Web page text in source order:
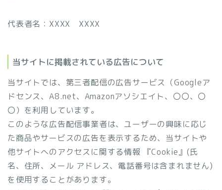
代表者名：XXXX XXXX
当サイトに掲載されている広告について
当サイトでは、第三者配信の広告サービス（Googleア
ドセンス、A8.net、Amazonアソシエイト、〇〇、〇
〇）を利用しています。
このような広告配信事業者は、ユーザーの興味に応じ
た商品やサービスの広告を表示するため、当サイトや
他サイトへのアクセスに関する情報 『Cookie』(氏
名、住所、メール アドレス、電話番号は含まれません)
を使用することがあります。